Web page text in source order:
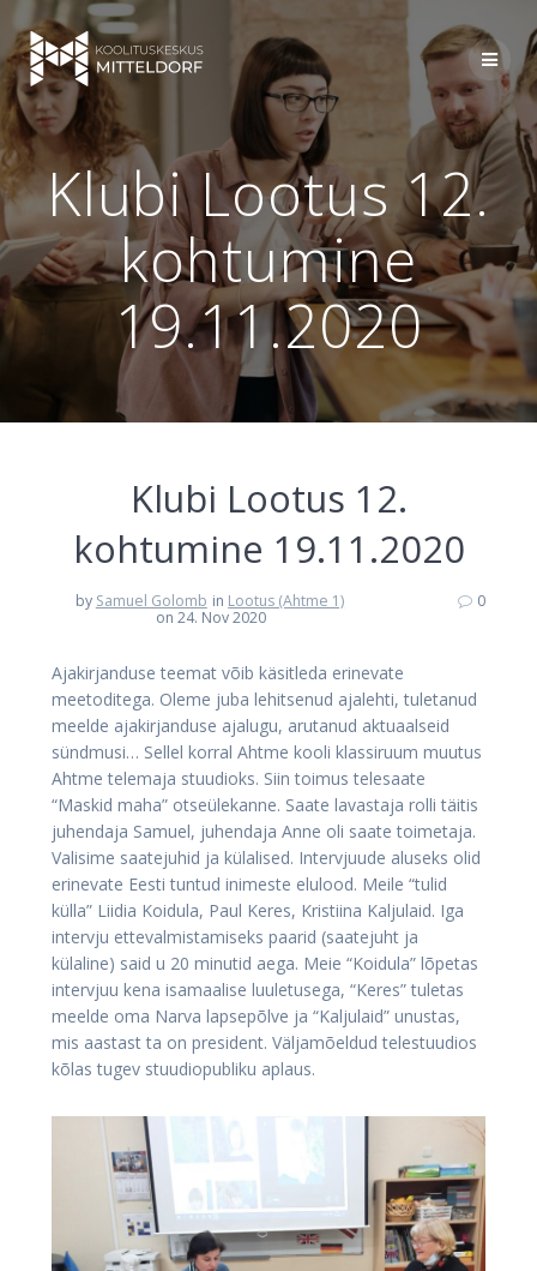
Skip
to
content
Klubi Lootus 12.
kohtumine
19.11.2020
Klubi Lootus 12.
kohtumine 19.11.2020
by Samuel Golomb in Lootus (Ahtme 1)
on 24. Nov 2020
0
Ajakirjanduse teemat võib käsitleda erinevate
meetoditega. Oleme juba lehitsenud ajalehti, tuletanud
meelde ajakirjanduse ajalugu, arutanud aktuaalseid
sündmusi… Sellel korral Ahtme kooli klassiruum muutus
Ahtme telemaja stuudioks. Siin toimus telesaate
“Maskid maha” otseülekanne. Saate lavastaja rolli täitis
juhendaja Samuel, juhendaja Anne oli saate toimetaja.
Valisime saatejuhid ja külalised. Intervjuude aluseks olid
erinevate Eesti tuntud inimeste elulood. Meile “tulid
külla” Liidia Koidula, Paul Keres, Kristiina Kaljulaid. Iga
intervju ettevalmistamiseks paarid (saatejuht ja
külaline) said u 20 minutid aega. Meie “Koidula” lõpetas
intervjuu kena isamaalise luuletusega, “Keres” tuletas
meelde oma Narva lapsepõlve ja “Kaljulaid” unustas,
mis aastast ta on president. Väljamõeldud telestuudios
kõlas tugev stuudiopubliku aplaus.